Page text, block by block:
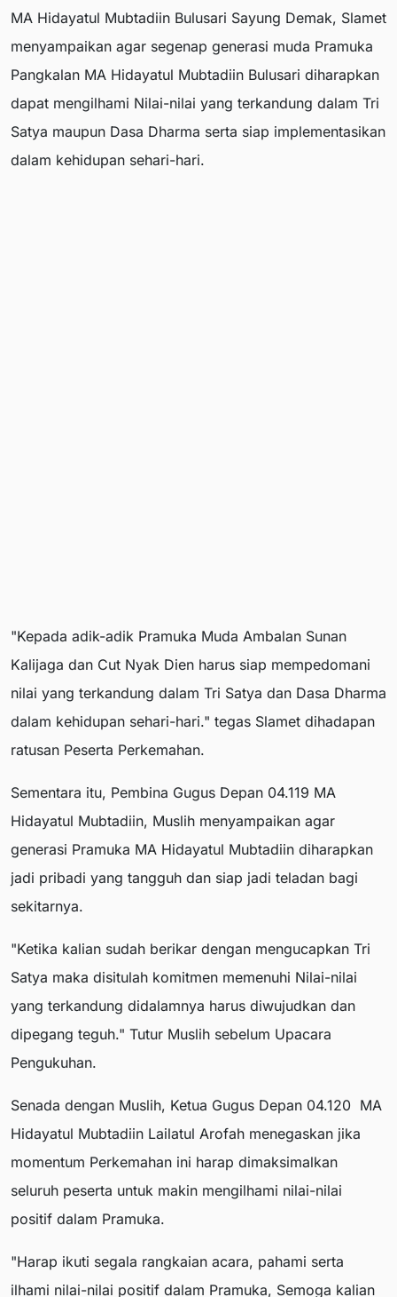
MA Hidayatul Mubtadiin Bulusari Sayung Demak, Slamet
menyampaikan agar segenap generasi muda Pramuka
Pangkalan MA Hidayatul Mubtadiin Bulusari diharapkan
dapat mengilhami Nilai-nilai yang terkandung dalam Tri
Satya maupun Dasa Dharma serta siap implementasikan
dalam kehidupan sehari-hari.
"Kepada adik-adik Pramuka Muda Ambalan Sunan
Kalijaga dan Cut Nyak Dien harus siap mempedomani
nilai yang terkandung dalam Tri Satya dan Dasa Dharma
dalam kehidupan sehari-hari." tegas Slamet dihadapan
ratusan Peserta Perkemahan.
Sementara itu, Pembina Gugus Depan 04.119 MA
Hidayatul Mubtadiin, Muslih menyampaikan agar
generasi Pramuka MA Hidayatul Mubtadiin diharapkan
jadi pribadi yang tangguh dan siap jadi teladan bagi
sekitarnya.
"Ketika kalian sudah berikar dengan mengucapkan Tri
Satya maka disitulah komitmen memenuhi Nilai-nilai
yang terkandung didalamnya harus diwujudkan dan
dipegang teguh." Tutur Muslih sebelum Upacara
Pengukuhan.
Senada dengan Muslih, Ketua Gugus Depan 04.120 MA
Hidayatul Mubtadiin Lailatul Arofah menegaskan jika
momentum Perkemahan ini harap dimaksimalkan
seluruh peserta untuk makin mengilhami nilai-nilai
positif dalam Pramuka.
"Harap ikuti segala rangkaian acara, pahami serta
ilhami nilai-nilai positif dalam Pramuka, Semoga kalian